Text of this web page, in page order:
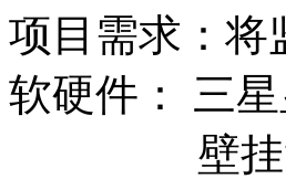
项目需求：将
软硬件： 三
壁挂简